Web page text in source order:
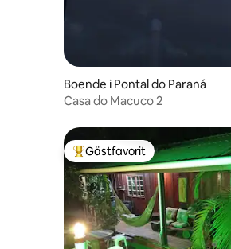
Boende i Pontal do Paraná
Casa do Macuco 2
Populär gästfavorit
Gästfavorit